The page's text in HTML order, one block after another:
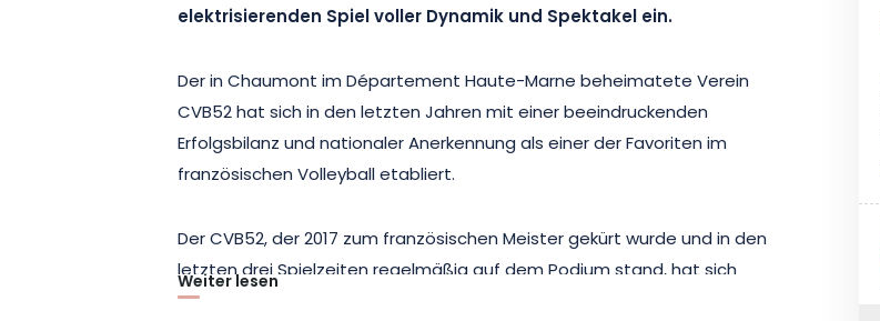
elektrisierenden Spiel voller Dynamik und Spektakel ein.
Der in Chaumont im Département Haute-Marne beheimatete Verein
CVB52 hat sich in den letzten Jahren mit einer beeindruckenden
Erfolgsbilanz und nationaler Anerkennung als einer der Favoriten im
französischen Volleyball etabliert.
Der CVB52, der 2017 zum französischen Meister gekürt wurde und in den
letzten drei Spielzeiten regelmäßig auf dem Podium stand, hat sich
auch auf europäischer Ebene hervorgetan. Der Verein erreichte 2017
Weiter lesen